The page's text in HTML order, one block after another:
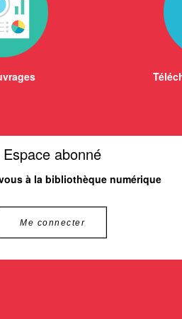
Espace abonné
à la bibliothèque numérique
Me connecter